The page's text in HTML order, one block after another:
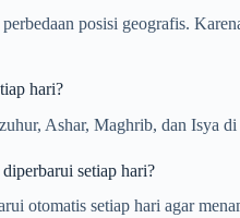
posisi geografis.
hari?
Ashar, Maghrib, dan Isya
setiap hari?
otomatis setiap hari agar